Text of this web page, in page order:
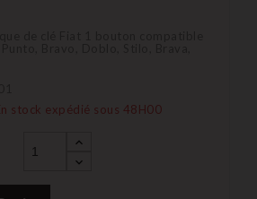
stock expédié sous 48H00